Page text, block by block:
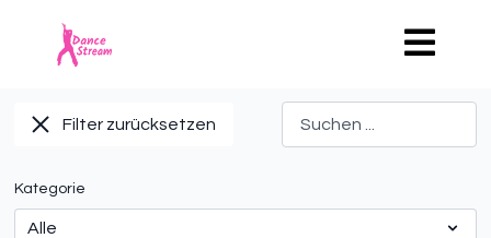
Filter zurücksetzen
Kategorie